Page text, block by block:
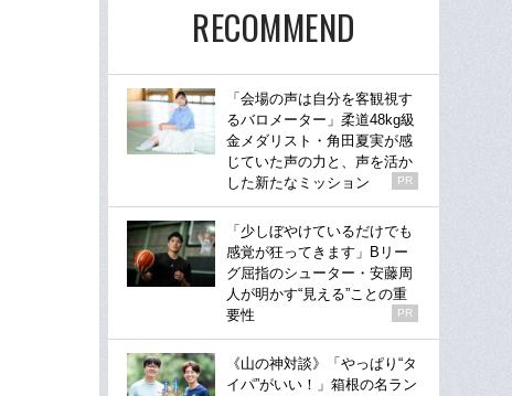
RECOMMEND
「会場の声は自分を客観視す
るバロメーター」柔道48kg級
金メダリスト・角田夏実が感
じていた声の力と、声を活か
した新たなミッション
PR
「少しぼやけているだけでも
感覚が狂ってきます」Bリー
グ屈指のシューター・安藤周
人が明かす“見える”ことの重
要性
PR
《山の神対談》「やっぱり“タ
イパ”がいい！」箱根の名ラン